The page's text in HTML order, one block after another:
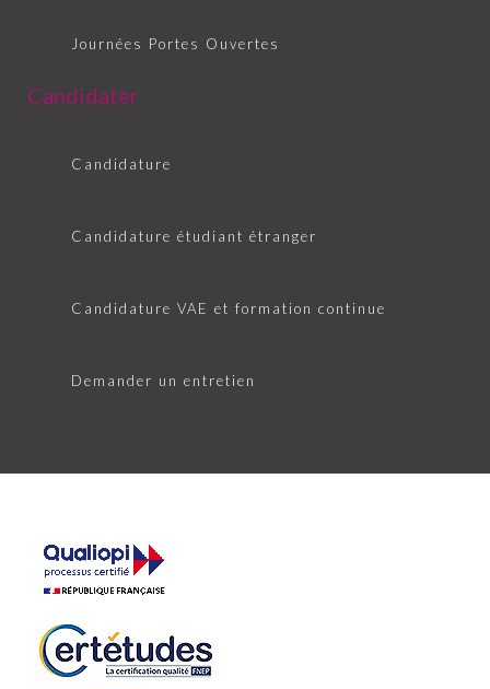
Journées Portes Ouvertes
Candidater
Candidature
Candidature étudiant étranger
Candidature VAE et formation continue
Demander un entretien